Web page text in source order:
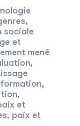
sociale
et
mené
,
,
et
paix et